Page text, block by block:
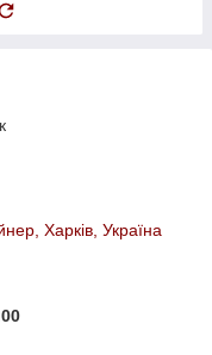
Харків, Україна